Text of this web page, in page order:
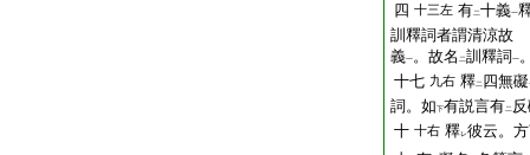
四 十三左 有二十義一
訓釋詞者謂清涼故
義一。故名 二訓釋詞 一
十七 九右 釋二 四無礙
詞。如下有説言有二
十 十右 釋レ彼云。